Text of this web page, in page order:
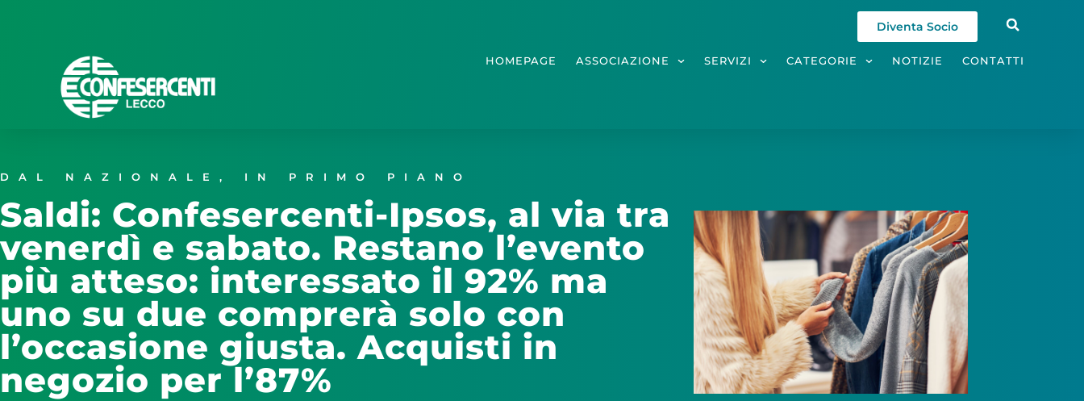
Diventa Socio
HOMEPAGE ASSOCIAZIONE SERVIZI CATEGORIE NOTIZIE CONTATTI
DAL NAZIONALE , IN PRIMO PIANO
Saldi: Confesercenti-Ipsos, al via tra
venerdì e sabato. Restano l’evento
più atteso: interessato il 92% ma
uno su due comprerà solo con
l’occasione giusta. Acquisti in
negozio per l’87%